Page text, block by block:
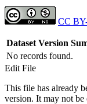
CC
Dataset Version
No records found.
Edit File
This file has already
version. It may not be